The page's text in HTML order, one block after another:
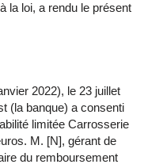
la loi, a rendu le présent
2022), le 23 juillet
(la banque) a consenti
limitée Carrosserie
M. [N], gérant de
du remboursement